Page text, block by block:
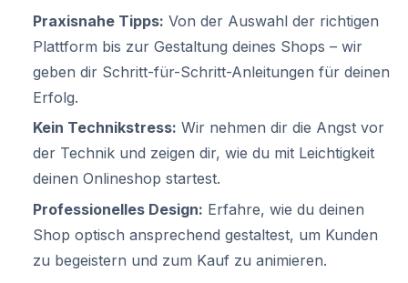
Praxisnahe Tipps: Von der Auswahl der richtigen
Plattform bis zur Gestaltung deines Shops – wir
geben dir Schritt-für-Schritt-Anleitungen für deinen
Erfolg.
Kein Technikstress: Wir nehmen dir die Angst vor
der Technik und zeigen dir, wie du mit Leichtigkeit
deinen Onlineshop startest.
Professionelles Design: Erfahre, wie du deinen
Shop optisch ansprechend gestaltest, um Kunden
zu begeistern und zum Kauf zu animieren.